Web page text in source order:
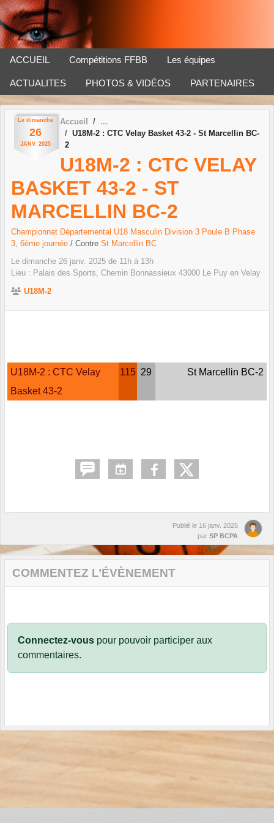
ACCUEIL Compétitions FFBB Les équipes
ACTUALITES PHOTOS & VIDÉOS PARTENAIRES
Le dimanche
26
JANV. 2025
Accueil
U18M-2 : CTC Velay Basket 43-2 - St Marcellin BC-
2
U18M-2 : CTC VELAY
BASKET 43-2 - ST
MARCELLIN BC-2
Championnat Départemental U18 Masculin Division 3 Poule B Phase
3, 6ème journée / Contre St Marcellin BC
Le dimanche 26 janv. 2025 de 11h à 13h
Lieu : Palais des Sports, Chemin Bonnassieux 43000 Le Puy en Velay
U18M-2
U18M-2 : CTC Velay
Basket 43-2
115 29 St Marcellin BC-2
Publié le 16 janv. 2025
par SP BCPA
COMMENTEZ L’ÉVÈNEMENT
Connectez-vous pour pouvoir participer aux
commentaires.
Panneau de gestion des cookies